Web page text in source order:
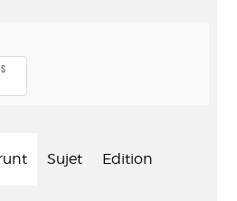
Sujet Edition